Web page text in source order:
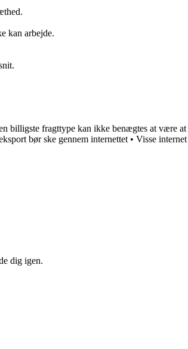
kan arbejde.
billigste fragttype kan ikke benægtes at være at
bør ske gennem internettet • Visse internet
dig igen.